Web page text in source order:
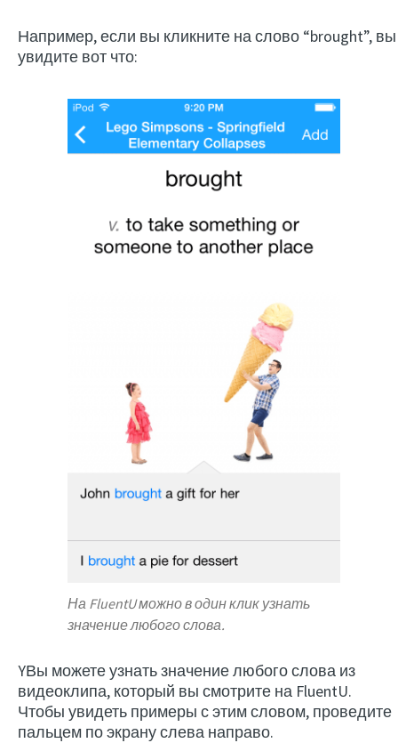
Например, если вы кликните на слово “brought”, вы
увидите вот что:
На FluentU можно в один клик узнать
значение любого слова.
YВы можете узнать значение любого слова из
видеоклипа, который вы смотрите на FluentU.
Чтобы увидеть примеры с этим словом, проведите
пальцем по экрану слева направо.